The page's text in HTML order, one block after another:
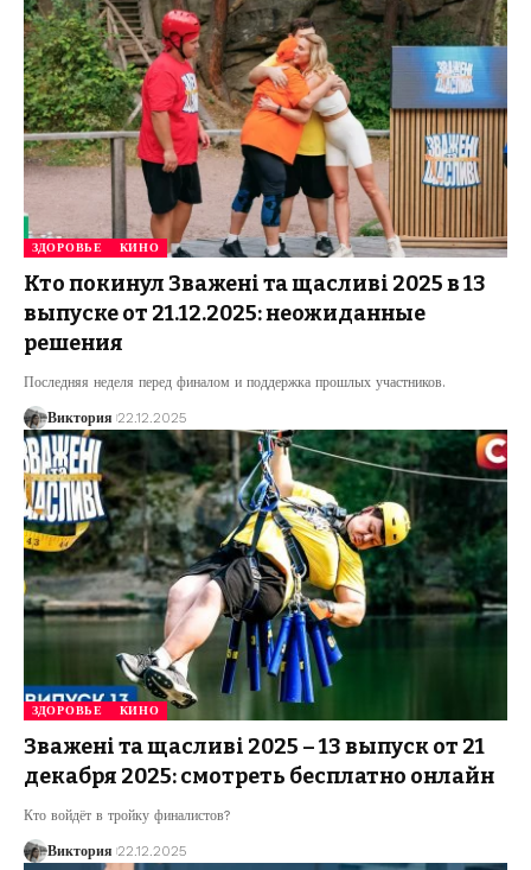
ЗДОРОВЬЕ КИНО
Кто покинул Зважені та щасливі 2025 в 13
выпуске от 21.12.2025: неожиданные
решения
Последняя неделя перед финалом и поддержка прошлых участников.
Виктория 22.12.2025
ЗДОРОВЬЕ КИНО
Зважені та щасливі 2025 – 13 выпуск от 21
декабря 2025: смотреть бесплатно онлайн
Кто войдёт в тройку финалистов?
Виктория 22.12.2025